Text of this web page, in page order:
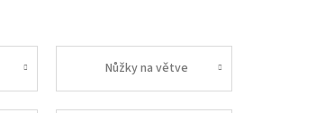
Nůžky na větve